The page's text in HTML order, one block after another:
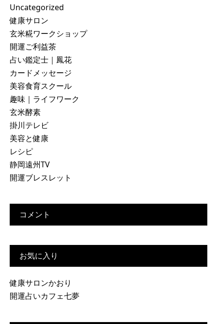
Uncategorized
健康サロン
玄米糀ワークショップ
開運ご利益茶
占い鑑定士｜鳳花
カードメッセージ
美容食育スクール
趣味｜ライフワーク
玄米酵素
掛川テレビ
美容と健康
レシピ
静岡遠州TV
開運ブレスレット
コメント
お気に入り
健康サロンかおり
開運占いカフェ七夢